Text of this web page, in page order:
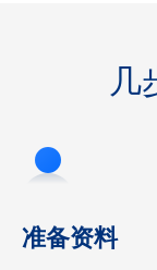
几
准备资料